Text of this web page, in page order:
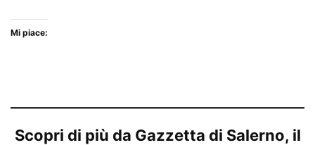
Mi piace:
Scopri di più da Gazzetta di Salerno, il